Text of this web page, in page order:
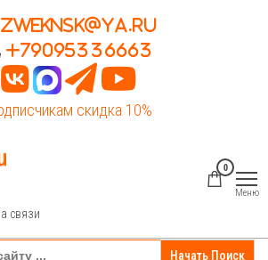
Zweknsk@ya.ru
+79095336663
скидка 10%
связи
0
Меню